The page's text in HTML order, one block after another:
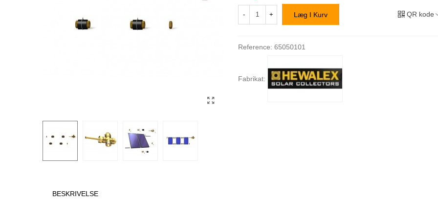
- + Læg I Kurv QR kode
Reference: 65050101
Fabrikat:
BESKRIVELSE